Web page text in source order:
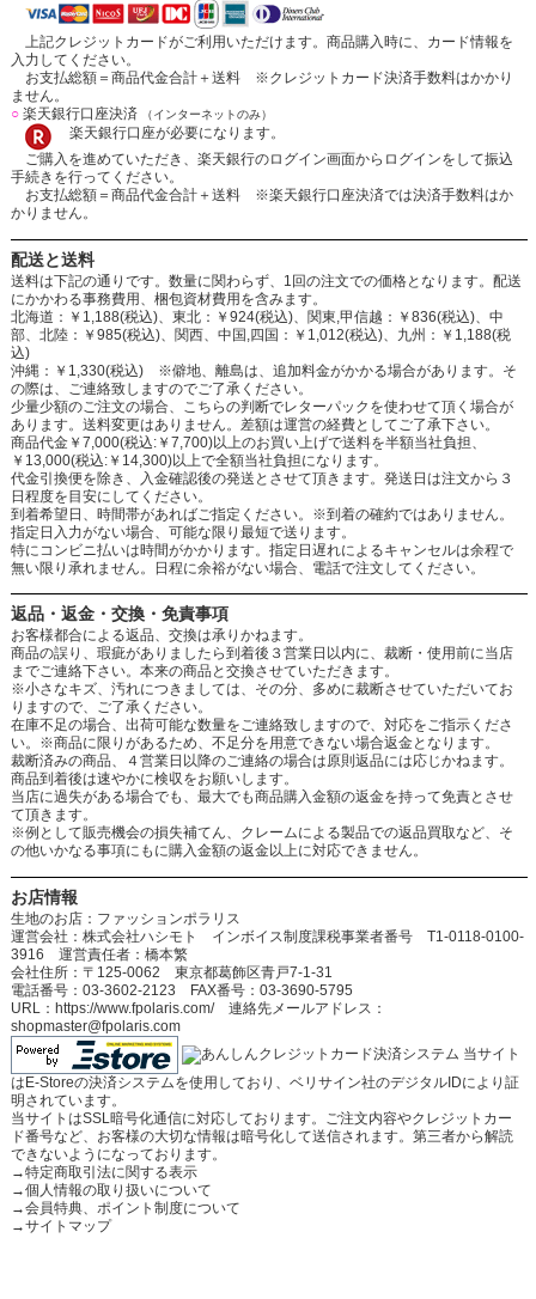
上記クレジットカードがご利用いただけます。商品購入時に、カード情報を
入力してください。
お支払総額＝商品代金合計＋送料 ※クレジットカード決済手数料はかかり
ません。
○楽天銀行口座決済 （インターネットのみ）
楽天銀行口座が必要になります。
ご購入を進めていただき、楽天銀行のログイン画面からログインをして振込
手続きを行ってください。
お支払総額＝商品代金合計＋送料 ※楽天銀行口座決済では決済手数料はか
かりません。
配送と送料
送料は下記の通りです。数量に関わらず、1回の注文での価格となります。配送
にかかわる事務費用、梱包資材費用を含みます。
北海道：￥1,188(税込)、東北：￥924(税込)、関東,甲信越：￥836(税込)、中
部、北陸：￥985(税込)、関西、中国,四国：￥1,012(税込)、九州：￥1,188(税
込)
沖縄：￥1,330(税込) ※僻地、離島は、追加料金がかかる場合があります。そ
の際は、ご連絡致しますのでご了承ください。
少量少額のご注文の場合、こちらの判断でレターパックを使わせて頂く場合が
あります。送料変更はありません。差額は運営の経費としてご了承下さい。
商品代金￥7,000(税込:￥7,700)以上のお買い上げで送料を半額当社負担、
￥13,000(税込:￥14,300)以上で全額当社負担になります。
代金引換便を除き、入金確認後の発送とさせて頂きます。発送日は注文から３
日程度を目安にしてください。
到着希望日、時間帯があればご指定ください。※到着の確約ではありません。
指定日入力がない場合、可能な限り最短で送ります。
特にコンビニ払いは時間がかかります。指定日遅れによるキャンセルは余程で
無い限り承れません。日程に余裕がない場合、電話で注文してください。
返品・返金・交換・免責事項
お客様都合による返品、交換は承りかねます。
商品の誤り、瑕疵がありましたら到着後３営業日以内に、裁断・使用前に当店
までご連絡下さい。本来の商品と交換させていただきます。
※小さなキズ、汚れにつきましては、その分、多めに裁断させていただいてお
りますので、ご了承ください。
在庫不足の場合、出荷可能な数量をご連絡致しますので、対応をご指示くださ
い。※商品に限りがあるため、不足分を用意できない場合返金となります。
裁断済みの商品、４営業日以降のご連絡の場合は原則返品には応じかねます。
商品到着後は速やかに検収をお願いします。
当店に過失がある場合でも、最大でも商品購入金額の返金を持って免責とさせ
て頂きます。
※例として販売機会の損失補てん、クレームによる製品での返品買取など、そ
の他いかなる事項にもに購入金額の返金以上に対応できません。
お店情報
生地のお店：ファッションポラリス
運営会社：株式会社ハシモト インボイス制度課税事業者番号 T1-0118-0100-
3916 運営責任者：橋本繁
会社住所：〒125-0062 東京都葛飾区青戸7-1-31
電話番号：03-3602-2123 FAX番号：03-3690-5795
URL：https://www.fpolaris.com/ 連絡先メールアドレス：
shopmaster@fpolaris.com
当サイト
はE-Storeの決済システムを使用しており、ベリサイン社のデジタルIDにより証
明されています。
当サイトはSSL暗号化通信に対応しております。ご注文内容やクレジットカー
ド番号など、お客様の大切な情報は暗号化して送信されます。第三者から解読
できないようになっております。
→特定商取引法に関する表示
→個人情報の取り扱いについて
→会員特典、ポイント制度について
→サイトマップ